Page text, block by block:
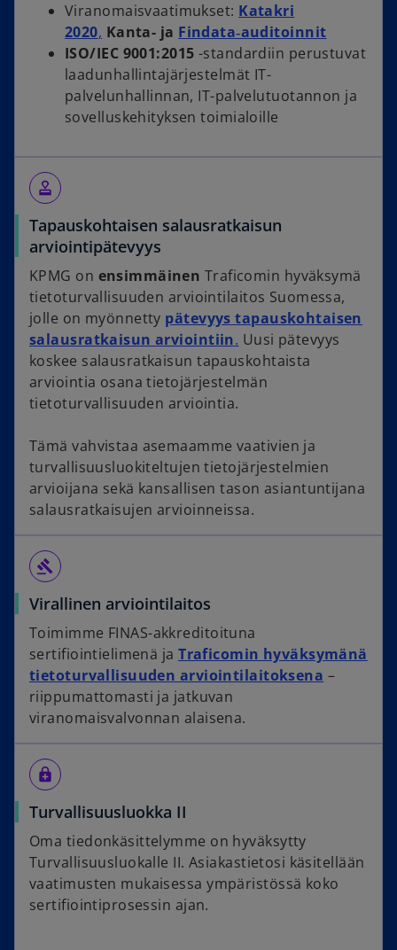
Viranomaisvaatimukset: Katakri
2020, Kanta- ja Findata‑auditoinnit
ISO/IEC 9001:2015 -standardiin perustuvat
laadunhallintajärjestelmät IT-
palvelunhallinnan, IT-palvelutuotannon ja
sovelluskehityksen toimialoille
approval
Tapauskohtaisen salausratkaisun
arviointipätevyys
KPMG on ensimmäinen Traficomin hyväksymä
tietoturvallisuuden arviointilaitos Suomessa,
jolle on myönnetty pätevyys tapauskohtaisen
salausratkaisun arviointiin. Uusi pätevyys
koskee salausratkaisun tapauskohtaista
arviointia osana tietojärjestelmän
tietoturvallisuuden arviointia.
Tämä vahvistaa asemaamme vaativien ja
turvallisuusluokiteltujen tietojärjestelmien
arvioijana sekä kansallisen tason asiantuntijana
salausratkaisujen arvioinneissa.
gavel
Virallinen arviointilaitos
Toimimme FINAS-akkreditoituna
sertifiointielimenä jaTraficomin hyväksymänä
tietoturvallisuuden arviointilaitoksena –
riippumattomasti ja jatkuvan
viranomaisvalvonnan alaisena.
enhanced_encryption
Turvallisuusluokka II
Oma tiedonkäsittelymme on hyväksytty
Turvallisuusluokalle II. Asiakastietosi käsitellään
vaatimusten mukaisessa ympäristössä koko
sertifiointiprosessin ajan.